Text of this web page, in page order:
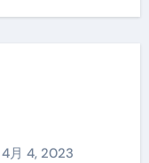
4月 4, 2023